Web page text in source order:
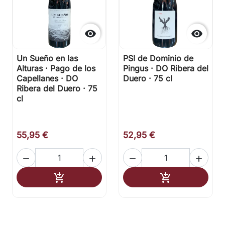

Un Sueño en las
Alturas · Pago de los
Capellanes · DO
Ribera del Duero · 75
cl
55,95 €
 
 Añadir al carrito

PSI de Dominio de
Pingus · DO Ribera del
Duero · 75 cl
52,95 €
 
 Añadir al